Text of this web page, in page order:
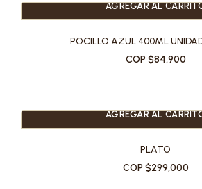
AGREGAR AL
POCILLO AZUL 400ML
COP $84,900
AGREGAR AL
PLATO
COP $299,000